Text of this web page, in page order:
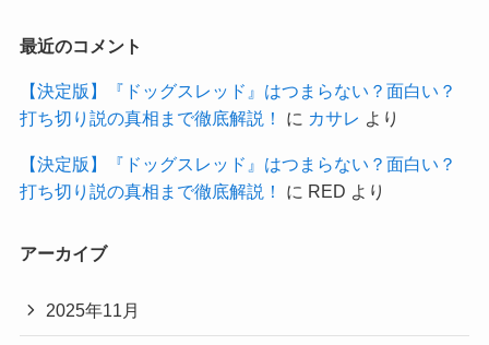
最近のコメント
【決定版】『ドッグスレッド』はつまらない？面白い？
打ち切り説の真相まで徹底解説！
に カサレ より
【決定版】『ドッグスレッド』はつまらない？面白い？
打ち切り説の真相まで徹底解説！
に RED より
アーカイブ
2025年11月